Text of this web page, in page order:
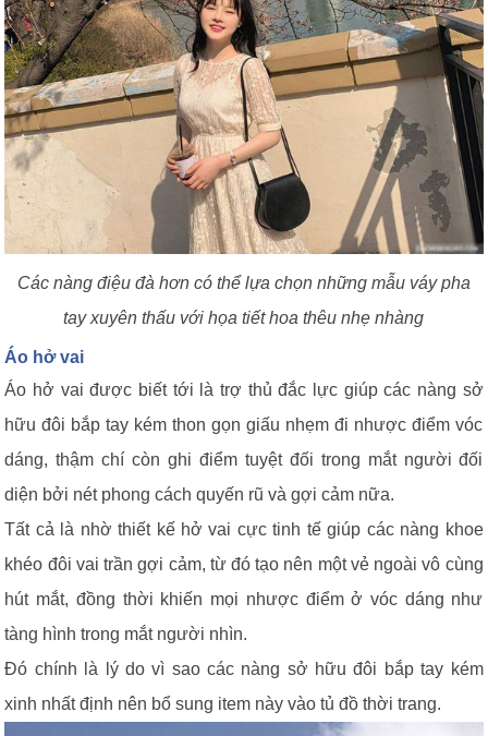
Các nàng điệu đà hơn có thể lựa chọn những mẫu váy pha
tay xuyên thấu với họa tiết hoa thêu nhẹ nhàng
Áo hở vai
Áo hở vai được biết tới là trợ thủ đắc lực giúp các nàng sở
hữu đôi bắp tay kém thon gọn giấu nhẹm đi nhược điểm vóc
dáng, thậm chí còn ghi điểm tuyệt đối trong mắt người đối
diện bởi nét phong cách quyến rũ và gợi cảm nữa.
Tất cả là nhờ thiết kế hở vai cực tinh tế giúp các nàng khoe
khéo đôi vai trần gợi cảm, từ đó tạo nên một vẻ ngoài vô cùng
hút mắt, đồng thời khiến mọi nhược điểm ở vóc dáng như
tàng hình trong mắt người nhìn.
Đó chính là lý do vì sao các nàng sở hữu đôi bắp tay kém
xinh nhất định nên bổ sung item này vào tủ đồ thời trang.